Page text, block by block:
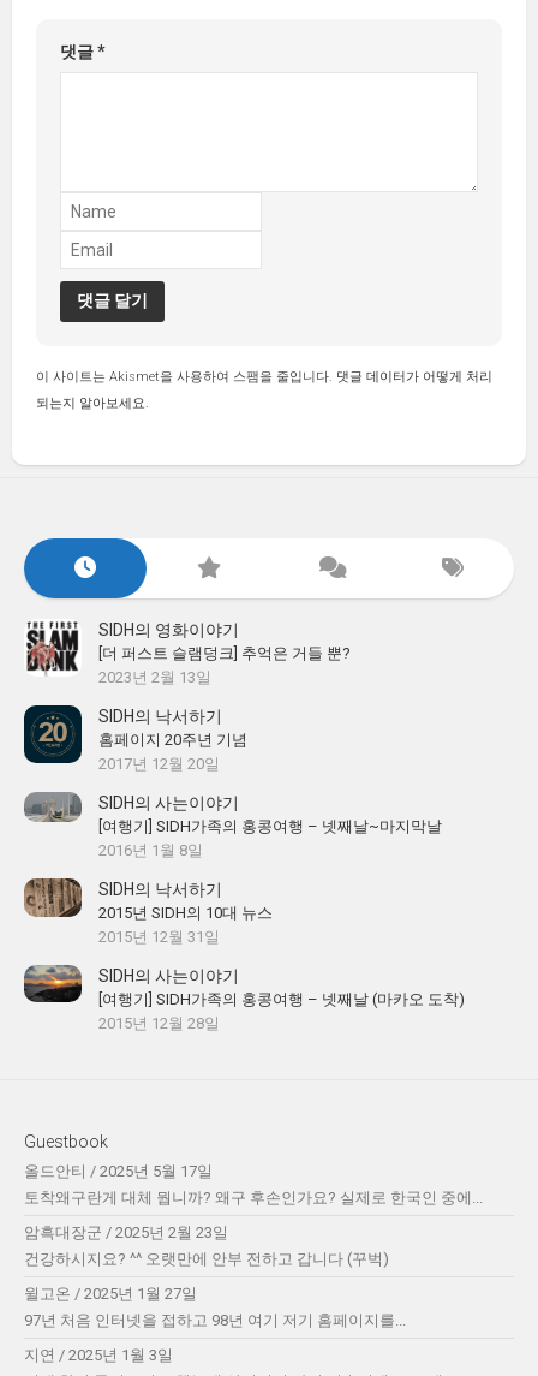
댓글*
이 사이트는 Akismet을 사용하여 스팸을 줄입니다. 댓글 데이터가 어떻게 처리
되는지 알아보세요.
SIDH의 영화이야기
[더 퍼스트 슬램덩크] 추억은 거들 뿐?
2023년 2월 13일
SIDH의 낙서하기
홈페이지 20주년 기념
2017년 12월 20일
SIDH의 사는이야기
[여행기] SIDH가족의 홍콩여행 – 넷째날~마지막날
2016년 1월 8일
SIDH의 낙서하기
2015년 SIDH의 10대 뉴스
2015년 12월 31일
SIDH의 사는이야기
[여행기] SIDH가족의 홍콩여행 – 넷째날 (마카오 도착)
2015년 12월 28일
Guestbook
올드안티 / 2025년 5월 17일
토착왜구란게 대체 뭡니까? 왜구 후손인가요? 실제로 한국인 중에...
암흑대장군 / 2025년 2월 23일
건강하시지요? ^^ 오랫만에 안부 전하고 갑니다 (꾸벅)
윌고온 / 2025년 1월 27일
97년 처음 인터넷을 접하고 98년 여기 저기 홈페이지를...
지연 / 2025년 1월 3일